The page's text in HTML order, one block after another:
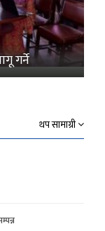
गर्ने
थप सामाग्री